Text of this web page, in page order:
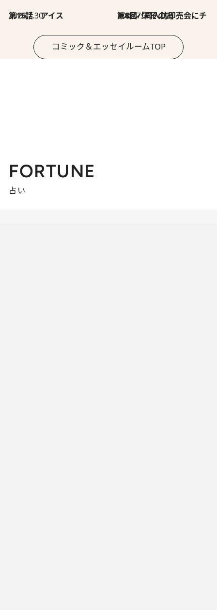
2026.7.30
第15話 アイス 2026.7.30
第8回「同人誌即売会にチャレンジ その2」
コミック＆エッセイルームTOP
FORTUNE
占い